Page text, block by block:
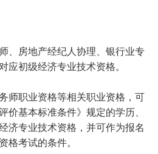
、房地产经纪人协理、银行业专
应初级经济专业技术资格。
师职业资格等相关职业资格，可
价基本标准条件》规定的学历、
济专业技术资格，并可作为报名
格考试的条件。